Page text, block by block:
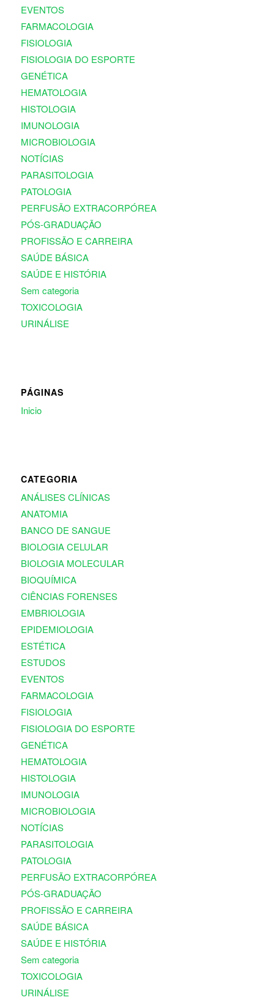
EVENTOS
FARMACOLOGIA
FISIOLOGIA
FISIOLOGIA DO ESPORTE
GENÉTICA
HEMATOLOGIA
HISTOLOGIA
IMUNOLOGIA
MICROBIOLOGIA
NOTÍCIAS
PARASITOLOGIA
PATOLOGIA
PERFUSÃO EXTRACORPÓREA
PÓS-GRADUAÇÃO
PROFISSÃO E CARREIRA
SAÚDE BÁSICA
SAÚDE E HISTÓRIA
Sem categoria
TOXICOLOGIA
URINÁLISE
PÁGINAS
Inicio
CATEGORIA
ANÁLISES CLÍNICAS
ANATOMIA
BANCO DE SANGUE
BIOLOGIA CELULAR
BIOLOGIA MOLECULAR
BIOQUÍMICA
CIÊNCIAS FORENSES
EMBRIOLOGIA
EPIDEMIOLOGIA
ESTÉTICA
ESTUDOS
EVENTOS
FARMACOLOGIA
FISIOLOGIA
FISIOLOGIA DO ESPORTE
GENÉTICA
HEMATOLOGIA
HISTOLOGIA
IMUNOLOGIA
MICROBIOLOGIA
NOTÍCIAS
PARASITOLOGIA
PATOLOGIA
PERFUSÃO EXTRACORPÓREA
PÓS-GRADUAÇÃO
PROFISSÃO E CARREIRA
SAÚDE BÁSICA
SAÚDE E HISTÓRIA
Sem categoria
TOXICOLOGIA
URINÁLISE